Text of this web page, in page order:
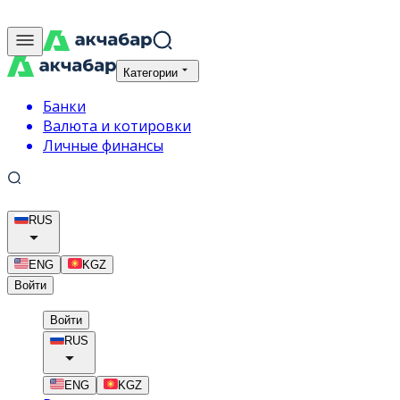
Категории
Банки
Валюта и котировки
Личные финансы
RUS
ENG
KGZ
Войти
Войти
RUS
ENG KGZ